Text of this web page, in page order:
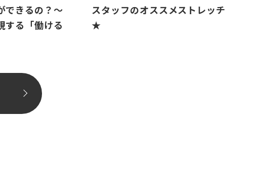
できるの？～
する「働ける
スタッフのオススメストレッチ
★